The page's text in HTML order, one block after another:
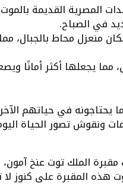
المصرية القديمة
في الصباح.
منعزل محاط بالجبال،
مما يجعلها أكثر أمانًا
يحتاجونه في حياتهم
ونقوش تصور الحياة
الملك توت عنخ آمون،
كارتر عام 1922. وقد احتوت هذه